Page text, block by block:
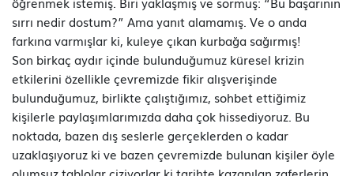
sırrı nedir dostum?” Ama yanıt alamamış. Ve o anda
farkına varmışlar ki, kuleye çıkan kurbağa sağırmış!
Son birkaç aydır içinde bulunduğumuz küresel krizin
etkilerini özellikle çevremizde fikir alışverişinde
bulunduğumuz, birlikte çalıştığımız, sohbet ettiğimiz
kişilerle paylaşımlarımızda daha çok hissediyoruz. Bu
noktada, bazen dış seslerle gerçeklerden o kadar
uzaklaşıyoruz ki ve bazen çevremizde bulunan kişiler öyle